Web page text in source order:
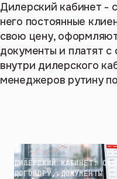
Дилерский кабинет -
него постоянные
свою цену,
документы и платят с
внутри дилерского
менеджеров рутину
ДИЛЕРСКИЙ КАБИНЕТ:
ДОГОВОРУ, ДОКУМЕНТЫ